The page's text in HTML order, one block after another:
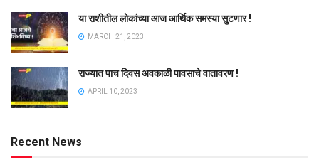
या राशीतील लोकांच्या आज आर्थिक समस्या सुटणार !
MARCH 21, 2023
राज्यात पाच दिवस अवकाळी पावसाचे वातावरण !
APRIL 10, 2023
Recent News